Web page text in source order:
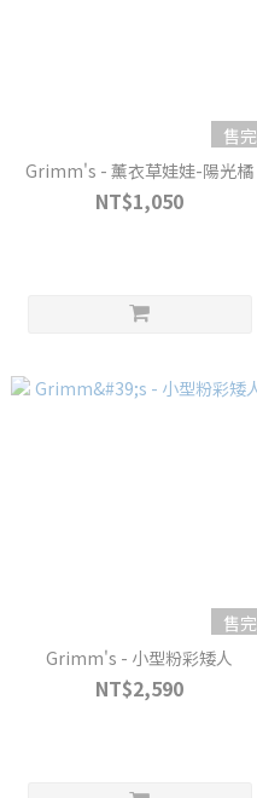
售完
Grimm's - 薰衣草娃娃-陽光橘
NT$1,050
售完
Grimm's - 小型粉彩矮人
NT$2,590